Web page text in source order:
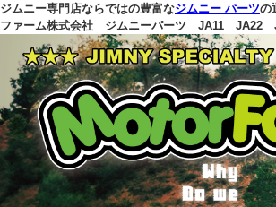
ジムニー専門店ならではの豊富なジムニー パーツの
ファーム株式会社 ジムニーパーツ JA11 JA22